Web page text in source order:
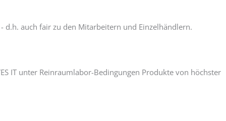
d.h. auch fair zu den Mitarbeitern und Einzelhändlern.
IT unter Reinraumlabor-Bedingungen Produkte von höchster